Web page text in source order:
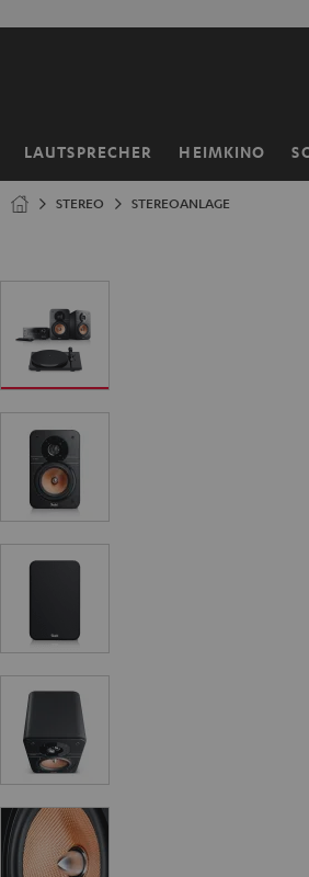
LAUTSPRECHER HEIMKINO
Startseite
STEREO STEREOANLAGE